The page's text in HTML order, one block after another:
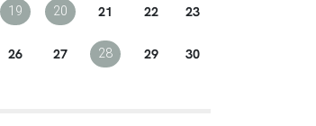
19 20 21 22 23
26 27 28 29 30